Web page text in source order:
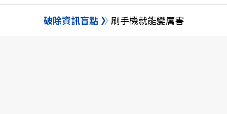
破除資訊盲點 刷手機就能變厲害